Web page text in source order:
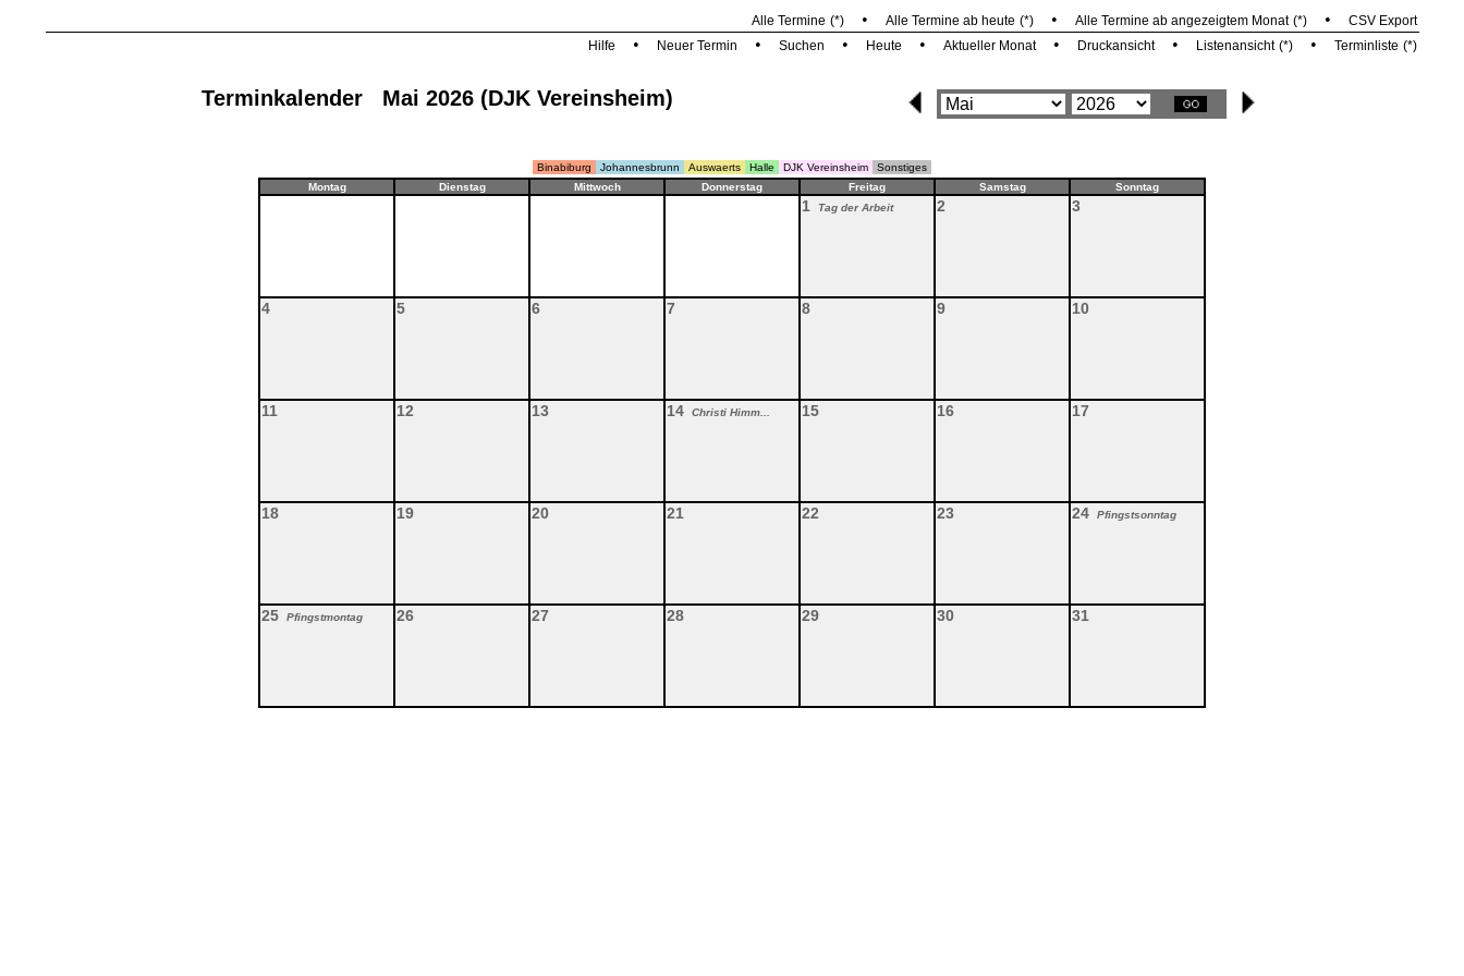
Alle Termine (*)• Alle Termine ab heute (*)• Alle Termine ab angezeigtem Monat (*)•
CSV Export
Hilfe
• Neuer Termin • Suchen • Heute • Aktueller Monat• Druckansicht• Listenansicht (*)• Terminliste (*)
Terminkalender Mai 2026 (DJK Vereinsheim)
Binabiburg Johannesbrunn Auswaerts Halle DJK Vereinsheim
Sonstiges
Montag
Dienstag Mittwoch Donnerstag Freitag Samstag Sonntag
1 Tag der Arbeit 2 3
4 5 6 7 8 9 10
11 12 13 14 Christi Himm... 15 16 17
18 19 20 21 22 23 24 Pfingstsonntag
25 Pfingstmontag 26 27 28 29 30 31